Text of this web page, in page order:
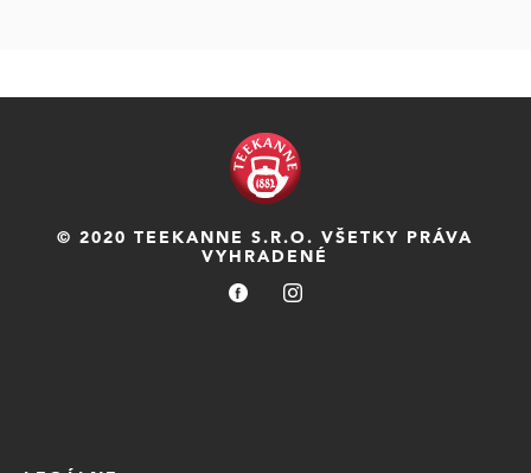
© 2020 TEEKANNE S.R.O. VŠETKY PRÁVA
VYHRADENÉ